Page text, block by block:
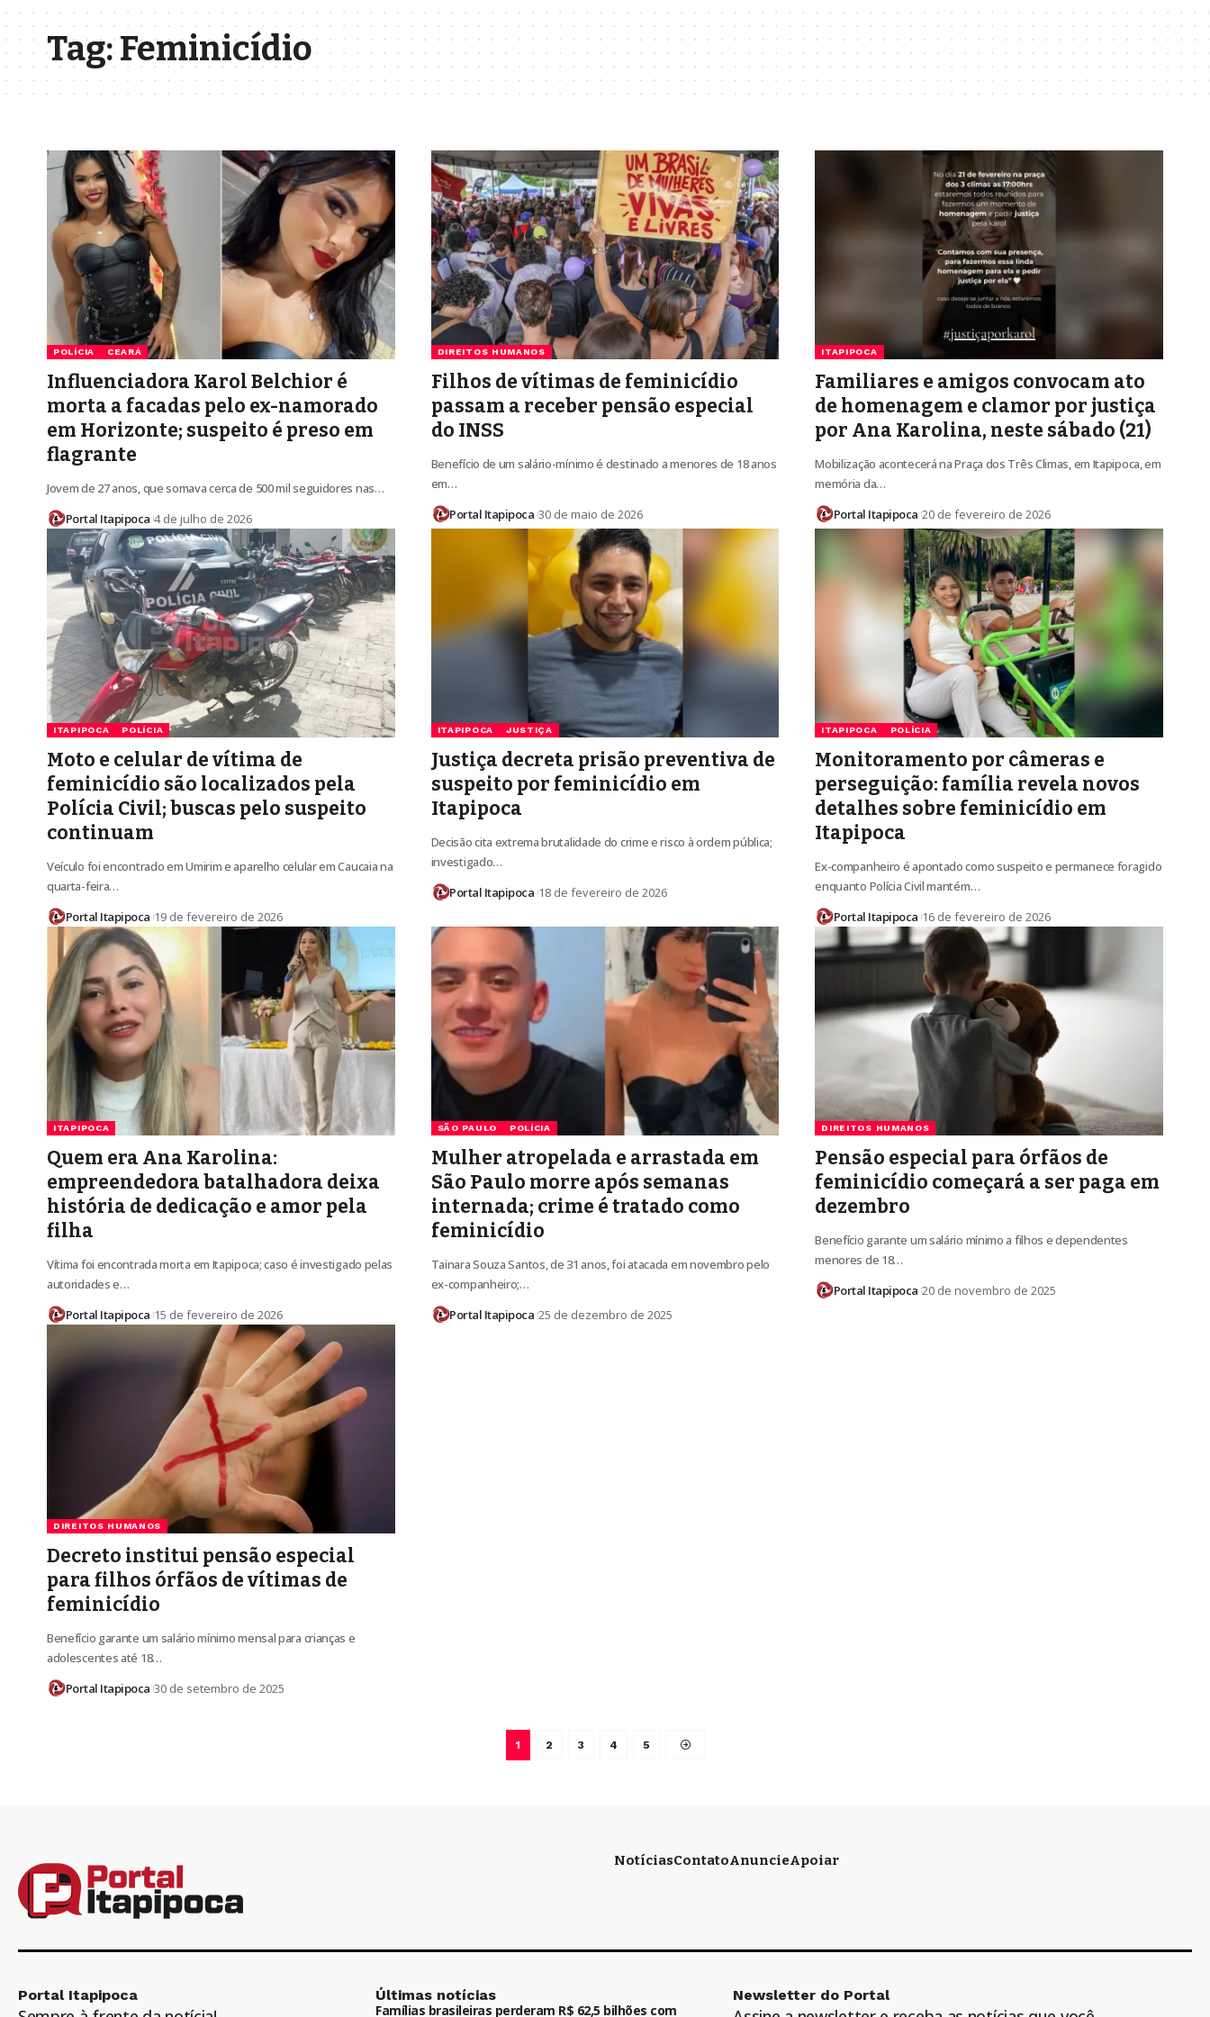
Tag:Feminicídio
POLÍCIA CEARÁ
Influenciadora Karol Belchior é
morta a facadas pelo ex-namorado
em Horizonte; suspeito é preso em
flagrante
Jovem de 27 anos, que somava cerca de 500 mil seguidores nas…
Portal Itapipoca 4 de julho de 2026
DIREITOS HUMANOS
Filhos de vítimas de feminicídio
passam a receber pensão especial
do INSS
Benefício de um salário-mínimo é destinado a menores de 18 anos
em…
Portal Itapipoca 30 de maio de 2026
ITAPIPOCA
Familiares e amigos convocam ato
de homenagem e clamor por justiça
por Ana Karolina, neste sábado (21)
Mobilização acontecerá na Praça dos Três Climas, em Itapipoca, em
memória da…
Portal Itapipoca 20 de fevereiro de 2026
ITAPIPOCA POLÍCIA
Moto e celular de vítima de
feminicídio são localizados pela
Polícia Civil; buscas pelo suspeito
continuam
Veículo foi encontrado em Umirim e aparelho celular em Caucaia na
quarta-feira…
Portal Itapipoca 19 de fevereiro de 2026
ITAPIPOCA JUSTIÇA
Justiça decreta prisão preventiva de
suspeito por feminicídio em
Itapipoca
Decisão cita extrema brutalidade do crime e risco à ordem pública;
investigado…
Portal Itapipoca 18 de fevereiro de 2026
ITAPIPOCA POLÍCIA
Monitoramento por câmeras e
perseguição: família revela novos
detalhes sobre feminicídio em
Itapipoca
Ex-companheiro é apontado como suspeito e permanece foragido
enquanto Polícia Civil mantém…
Portal Itapipoca 16 de fevereiro de 2026
ITAPIPOCA
Quem era Ana Karolina:
empreendedora batalhadora deixa
história de dedicação e amor pela
filha
Vítima foi encontrada morta em Itapipoca; caso é investigado pelas
autoridades e…
Portal Itapipoca 15 de fevereiro de 2026
SÃO PAULO POLÍCIA
Mulher atropelada e arrastada em
São Paulo morre após semanas
internada; crime é tratado como
feminicídio
Tainara Souza Santos, de 31 anos, foi atacada em novembro pelo
ex-companheiro;…
Portal Itapipoca 25 de dezembro de 2025
DIREITOS HUMANOS
Pensão especial para órfãos de
feminicídio começará a ser paga em
dezembro
Benefício garante um salário mínimo a filhos e dependentes
menores de 18…
Portal Itapipoca 20 de novembro de 2025
DIREITOS HUMANOS
Decreto institui pensão especial
para filhos órfãos de vítimas de
feminicídio
Benefício garante um salário mínimo mensal para crianças e
adolescentes até 18…
Portal Itapipoca 30 de setembro de 2025
1 2 3 4 5
NotíciasContatoAnuncieApoiar
Portal Itapipoca
Últimas notícias
Famílias brasileiras perderam R$ 62,5 bilhões com
Newsletter do Portal